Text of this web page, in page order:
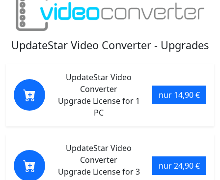
UpdateStar Video Converter - Upgrades
UpdateStar Video
Converter
Upgrade License for 1
PC
nur 14,90 €
UpdateStar Video
Converter
Upgrade License for 3
nur 24,90 €